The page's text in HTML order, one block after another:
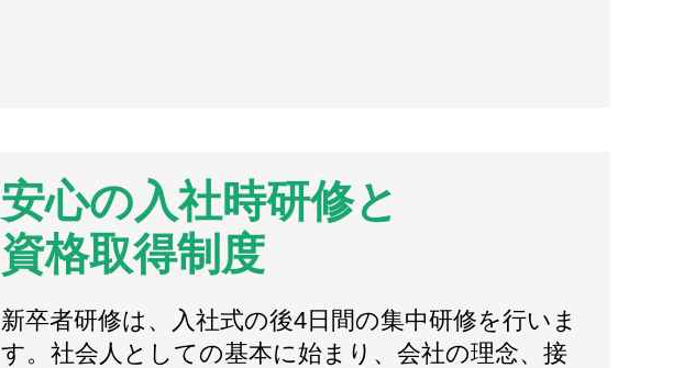
安心の入社時研修と
資格取得制度
新卒者研修は、入社式の後4日間の集中研修を行いま
す。社会人としての基本に始まり、会社の理念、接